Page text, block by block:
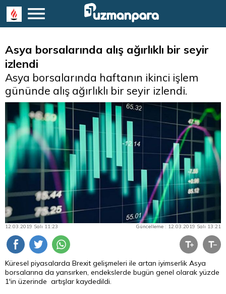
Asya borsalarında alış ağırlıklı bir seyir
izlendi
Asya borsalarında haftanın ikinci işlem
gününde alış ağırlıklı bir seyir izlendi.
12.03.2019 Salı 11:23 Güncelleme : 12.03.2019 Salı 13:21
Küresel piyasalarda Brexit gelişmeleri ile artan iyimserlik Asya
borsalarına da yansırken, endekslerde bugün genel olarak yüzde
1'in üzerinde artışlar kaydedildi.